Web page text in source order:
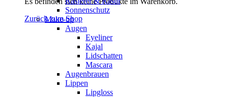
Zurück zum Shop
Sonnenschutz
Make-up
Augen
Eyeliner
Kajal
Lidschatten
Mascara
Augenbrauen
Lippen
Lipgloss